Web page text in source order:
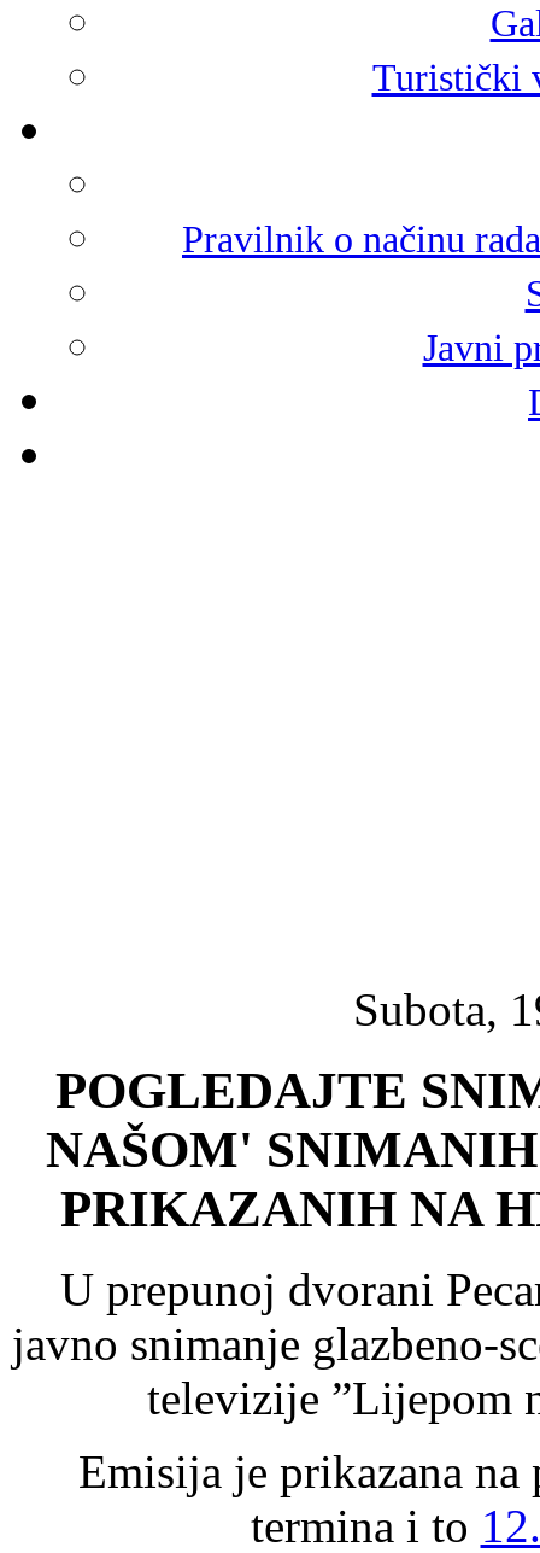
Turistički
Pravilnik o načinu
Javni
Subota,
POGLEDAJTE
NAŠOM'
PRIKAZANIH NA
U prepunoj dvorani
javno snimanje glazbeno-
televizije ”Lijepom
Emisija je prikazana
termina i to 12.